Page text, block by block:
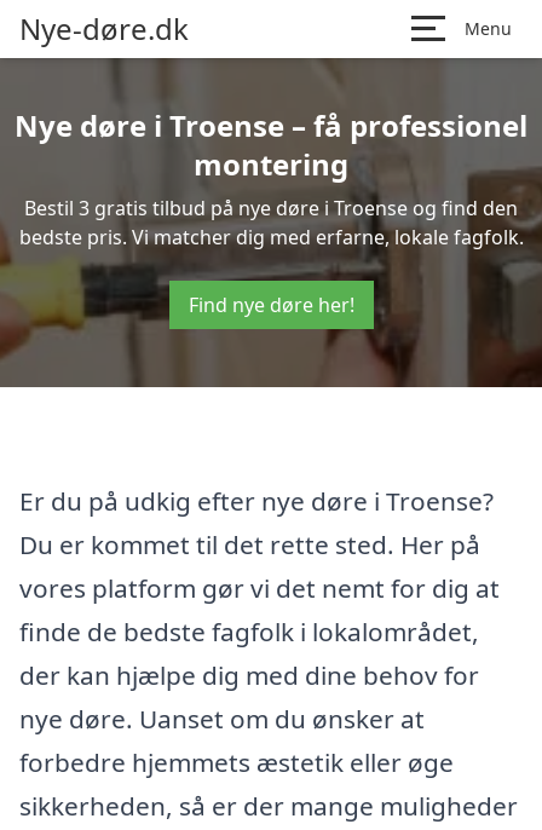
Nye-døre.dk Menu
Nye døre i Troense – få professionel
montering
Bestil 3 gratis tilbud på nye døre i Troense og find den
bedste pris. Vi matcher dig med erfarne, lokale fagfolk.
Find nye døre her!
Er du på udkig efter nye døre i Troense?
Du er kommet til det rette sted. Her på
vores platform gør vi det nemt for dig at
finde de bedste fagfolk i lokalområdet,
der kan hjælpe dig med dine behov for
nye døre. Uanset om du ønsker at
forbedre hjemmets æstetik eller øge
sikkerheden, så er der mange muligheder